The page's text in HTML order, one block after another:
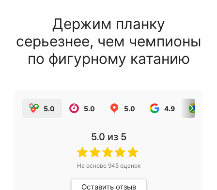
Держим планку
серьезнее, чем чемпионы
по фигурному катанию
5.0 5.0 5.0 4.9
5.0 из 5
На основе 945оценок
Оставить отзыв